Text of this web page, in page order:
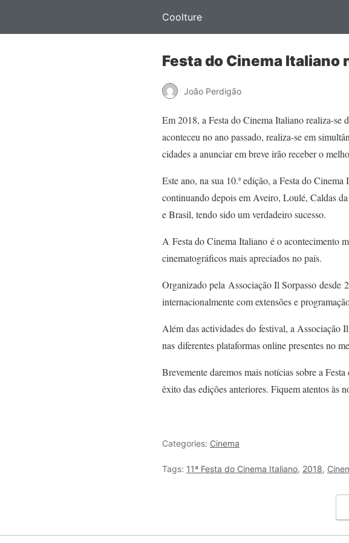
Coolture
Festa do Cinema Italiano
João Perdigão
Em 2018, a Festa do Cinema Italiano realiza-se
aconteceu no ano passado, realiza-se em
cidades a anunciar em breve irão receber o
Este ano, na sua 10.ª edição, a Festa do
continuando depois em Aveiro, Loulé, Caldas
e Brasil, tendo sido um verdadeiro sucesso.
A Festa do Cinema Italiano é o acontecimento
cinematográficos mais apreciados no país.
Organizado pela Associação Il Sorpasso desde
internacionalmente com extensões e
Além das actividades do festival, a Associação
nas diferentes plataformas online presentes no
Brevemente daremos mais notícias sobre a
êxito das edições anteriores. Fiquem atentos às
Categories: Cinema
Tags: 11ª Festa do Cinema Italiano, 2018,